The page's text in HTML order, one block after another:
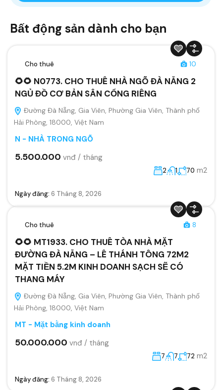
Bất động sản dành cho bạn
Cho thuê 10
🌻🌻 N0773. CHO THUÊ NHÀ NGÕ ĐÀ NẴNG 2
NGỦ ĐỒ CƠ BẢN SÂN CỔNG RIÊNG
Đường Đà Nẵng, Gia Viên, Phường Gia Viên, Thành phố
Hải Phòng, 18000, Việt Nam
N - NHÀ TRONG NGÕ
5.500.000 vnđ / tháng
2 1 70 m2
Ngày đăng: 6 Tháng 8, 2026
Cho thuê 8
🌻🌻 MT1933. CHO THUÊ TÒA NHÀ MẶT
ĐƯỜNG ĐÀ NẴNG – LÊ THÁNH TÔNG 72M2
MẶT TIỀN 5.2M KINH DOANH SẠCH SẼ CÓ
THANG MÁY
Đường Đà Nẵng, Gia Viên, Phường Gia Viên, Thành phố
Hải Phòng, 18000, Việt Nam
MT - Mặt bằng kinh doanh
50.000.000 vnđ / tháng
7 7 72 m2
Ngày đăng: 6 Tháng 8, 2026